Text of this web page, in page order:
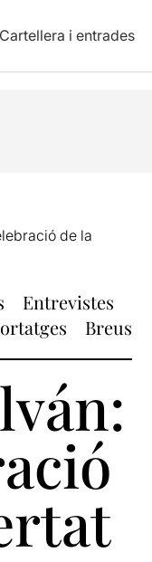
Cartellera i entrades
de la
Entrevistes
Breus